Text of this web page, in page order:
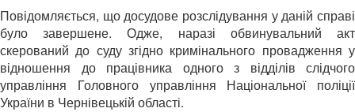
Повідомляється, що досудове розслідування у даній справі
було завершене. Одже, наразі обвинувальний акт
скерований до суду згідно кримінального провадження у
відношення до працівника одного з відділів слідчого
управління Головного управління Національної поліції
України в Чернівецькій області.